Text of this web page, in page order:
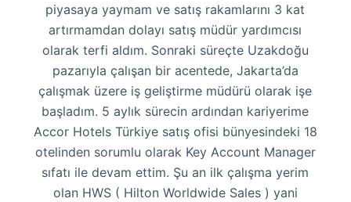
piyasaya yaymam ve satış rakamlarını 3 kat
artırmamdan dolayı satış müdür yardımcısı
olarak terfi aldım. Sonraki süreçte Uzakdoğu
pazarıyla çalışan bir acentede, Jakarta’da
çalışmak üzere iş geliştirme müdürü olarak işe
başladım. 5 aylık sürecin ardından kariyerime
Accor Hotels Türkiye satış ofisi bünyesindeki 18
otelinden sorumlu olarak Key Account Manager
sıfatı ile devam ettim. Şu an ilk çalışma yerim
olan HWS ( Hilton Worldwide Sales ) yani